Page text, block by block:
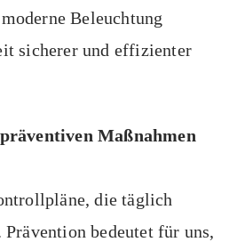
Beleuchtung
sicherer und effizienter
Maßnahmen
die täglich
bedeutet für uns,